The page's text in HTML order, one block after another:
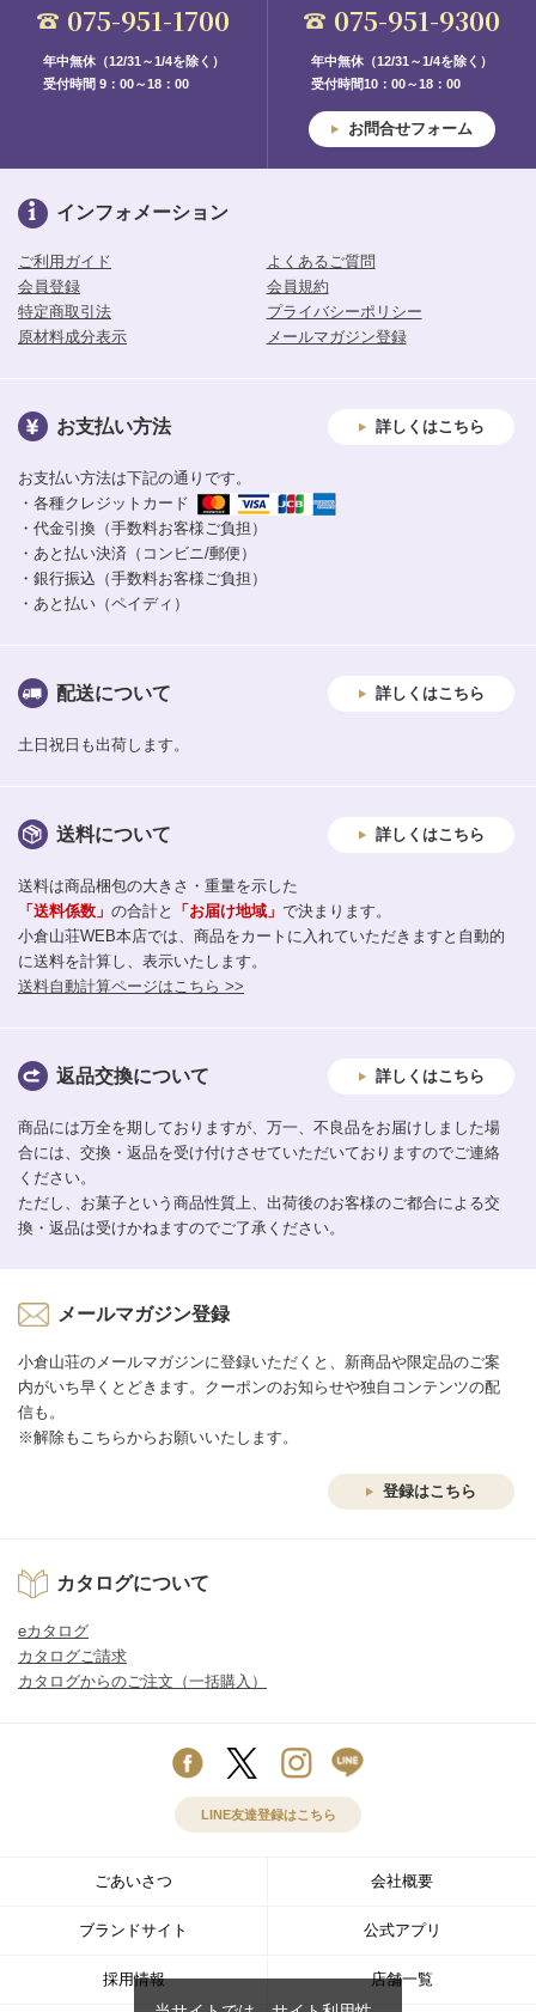
075-951-1700
年中無休（12/31～1/4を除く）
受付時間 9：00～18：00
075-951-9300
年中無休（12/31～1/4を除く）
受付時間10：00～18：00
お問合せフォーム
インフォメーション
ご利用ガイド
よくあるご質問
会員登録
会員規約
特定商取引法
プライバシーポリシー
原材料成分表示
メールマガジン登録
お支払い方法 詳しくはこちら
お支払い方法は下記の通りです。
・各種クレジットカード
・代金引換（手数料お客様ご負担）
・あと払い決済（コンビニ/郵便）
・銀行振込（手数料お客様ご負担）
・あと払い（ペイディ）
配送について 詳しくはこちら
土日祝日も出荷します。
送料について 詳しくはこちら
送料は商品梱包の大きさ・重量を示した
「送料係数」 の合計と 「お届け地域」 で決まります。
小倉山荘WEB本店では、商品をカートに入れていただきますと自動的
に送料を計算し、表示いたします。
送料自動計算ページはこちら >>
返品交換について 詳しくはこちら
商品には万全を期しておりますが、万一、不良品をお届けしました場
合には、交換・返品を受け付けさせていただいておりますのでご連絡
ください。
ただし、お菓子という商品性質上、出荷後のお客様のご都合による交
換・返品は受けかねますのでご了承ください。
メールマガジン登録
小倉山荘のメールマガジンに登録いただくと、新商品や限定品のご案
内がいち早くとどきます。クーポンのお知らせや独自コンテンツの配
信も。
※解除もこちらからお願いいたします。
登録はこちら
カタログについて
eカタログ
カタログご請求
カタログからのご注文（一括購入）
LINE友達登録はこちら
ごあいさつ 会社概要
ブランドサイト 公式アプリ
採用情報 店舗一覧